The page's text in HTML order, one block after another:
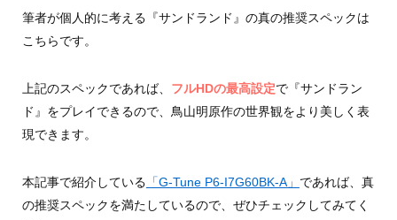
筆者が個人的に考える『サンドランド』の真の推奨スペックは
こちらです。
上記のスペックであれば、 フルHDの最高設定で『サンドラン
ド』をプレイできるので、鳥山明原作の世界観をより美しく表
現できます。
本記事で紹介している 「G-Tune P6-I7G60BK-A」 であれば、真
の推奨スペックを満たしているので、ぜひチェックしてみてく